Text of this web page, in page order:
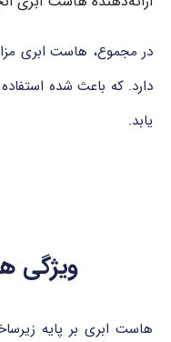
در مجموع، هاست ابری
دارد. که باعث شده
یابد.
ویژگی
هاست ابری بر پایه